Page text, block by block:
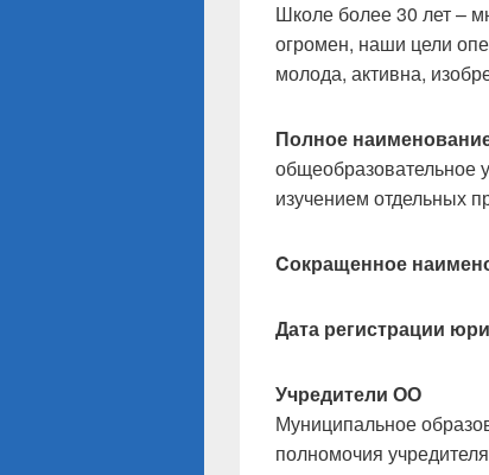
Школе более 30 лет –
огромен, наши цели
молода, активна,
Полное
общеобразовательное
изучением отдельных
Cокращенное
Дата регистрации
Учредители ОО
Муниципальное
полномочия